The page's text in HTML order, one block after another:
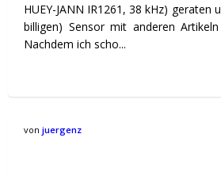
HUEY-JANN IR1261, 38 kHz) geraten
billigen) Sensor mit anderen
Nachdem ich scho...
von juergenz